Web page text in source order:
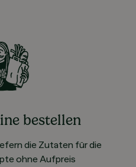
bestellen
die Zutaten für die
ohne Aufpreis